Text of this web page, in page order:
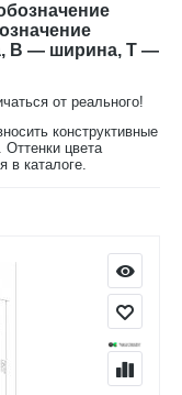
B — ширина, T —
от реального!
конструктивные
Оттенки цвета
в каталоге.